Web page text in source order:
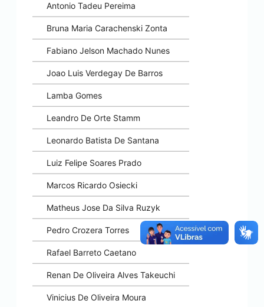
Antonio Tadeu Pereima
Bruna Maria Carachenski Zonta
Fabiano Jelson Machado Nunes
Joao Luis Verdegay De Barros
Lamba Gomes
Leandro De Orte Stamm
Leonardo Batista De Santana
Luiz Felipe Soares Prado
Marcos Ricardo Osiecki
Matheus Jose Da Silva Ruzyk
Pedro Crozera Torres
Rafael Barreto Caetano
Renan De Oliveira Alves Takeuchi
Vinicius De Oliveira Moura